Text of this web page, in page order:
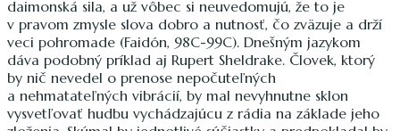
daimonská sila, a už vôbec si neuvedomujú, že to je
v pravom zmysle slova dobro a nutnosť, čo zväzuje a drží
veci pohromade (Faidón, 98C-99C). Dnešným jazykom
dáva podobný príklad aj Rupert Sheldrake. Človek, ktorý
by nič nevedel o prenose nepočuteľných
a nehmatateľných vibrácií, by mal nevyhnutne sklon
vysvetľovať hudbu vychádzajúcu z rádia na základe jeho